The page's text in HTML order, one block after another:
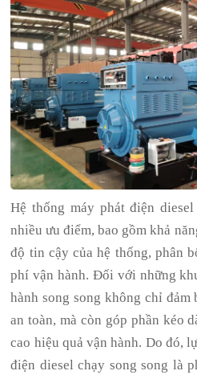
Hệ thống máy phát điện
nhiều ưu điểm, bao gồm khả
độ tin cậy của hệ thống, phân
phí vận hành. Đối với những
hành song song không chỉ
an toàn, mà còn góp phần kéo
cao hiệu quả vận hành. Do đó,
điện diesel chạy song song là